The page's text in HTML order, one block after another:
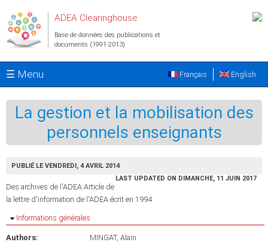
ADEA Clearinghouse
Base de données des publications et
documents (1991-2013)
☰ Menu English
Français
La gestion et la mobilisation des
personnels enseignants
PUBLIÉ LE VENDREDI, 4 AVRIL 2014
LAST UPDATED ON DIMANCHE, 11 JUIN 2017
Des archives de l'ADEA:Article de
la lettre d'information de l'ADEA écrit en 1994
Masquer
Informations générales
Authors:
MINGAT, Alain